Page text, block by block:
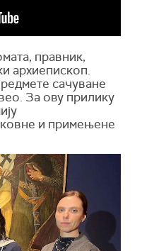
правник,
архиепископ.
сачуване
За ову прилику
и примењене